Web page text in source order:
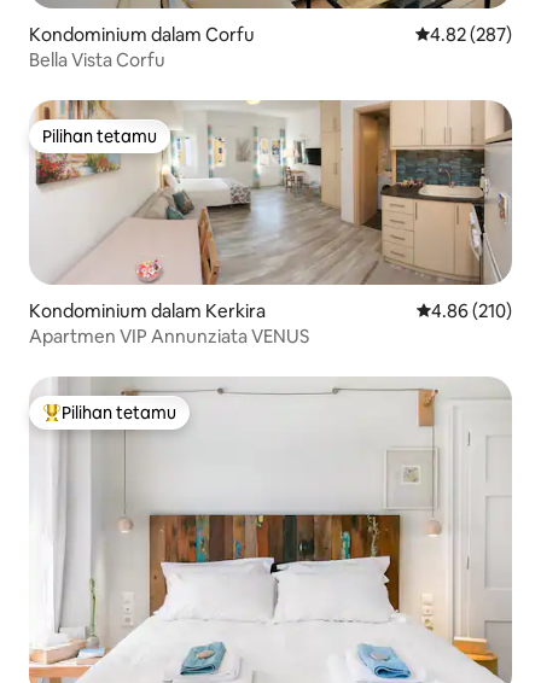
Kondominium dalam Corfu Penarafan
4.82 (287)
Bella Vista Corfu
Pilihan tetamu
Pilihan tetamu
Kondominium dalam Kerkira Penarafan
4.86 (210)
Apartmen VIP Annunziata VENUS
Pilihan utama tetamu
Pilihan tetamu